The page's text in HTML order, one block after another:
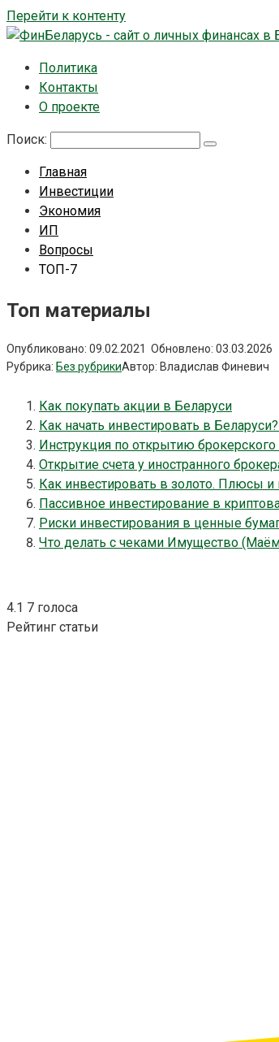
Перейти к контенту
Политика
Контакты
О проекте
Поиск:
Главная
Инвестиции
Экономия
ИП
Вопросы
ТОП-7
Топ материалы
Опубликовано: 09.02.2021 Обновлено: 03.03.2026
Рубрика: Без рубрикиАвтор: Владислав Финевич
Как покупать акции в Беларуси
Как начать инвестировать в
Инструкция по открытию брокерского
Открытие счета у иностранного
Как инвестировать в золото. Плюсы
Пассивное инвестирование в
Риски инвестирования в ценные
Что делать с чеками Имущество
4.1 7 голоса
Рейтинг статьи